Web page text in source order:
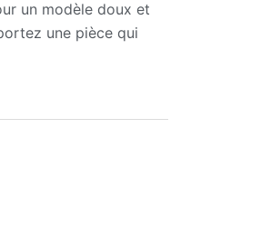
un modèle doux et
une pièce qui